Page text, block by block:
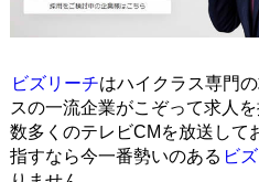
ビズリーチはハイクラス専門
スの一流企業がこぞって求人を
数多くのテレビCMを放送して
指すなら今一番勢いのある ビ